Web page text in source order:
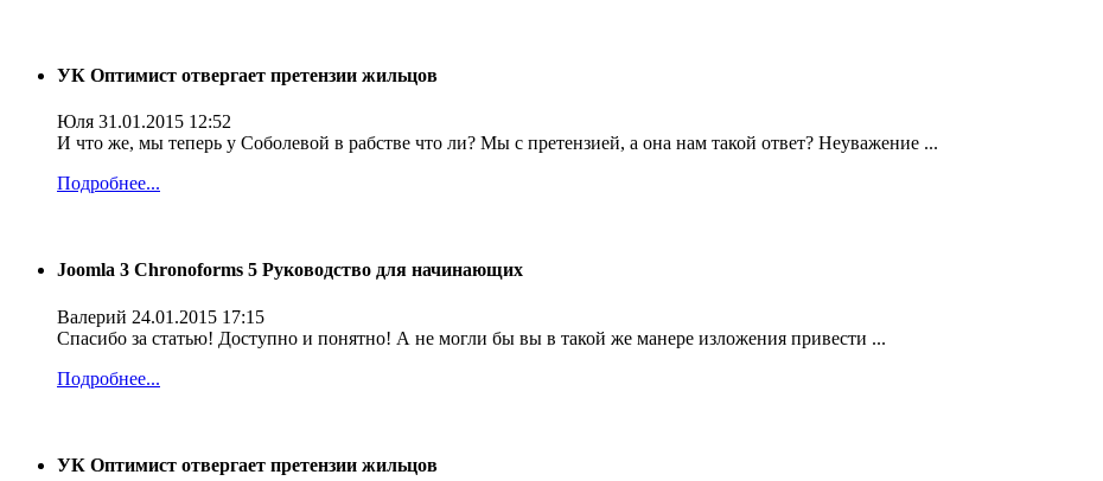
УК Оптимист отвергает претензии жильцов
Юля 31.01.2015 12:52
И что же, мы теперь у Соболевой в рабстве что ли? Мы с претензией, а она нам такой ответ? Неуважение ...
Подробнее...
Joomla 3 Chronoforms 5 Руководство для начинающих
Валерий 24.01.2015 17:15
Спасибо за статью! Доступно и понятно! А не могли бы вы в такой же манере изложения привести ...
Подробнее...
УК Оптимист отвергает претензии жильцов